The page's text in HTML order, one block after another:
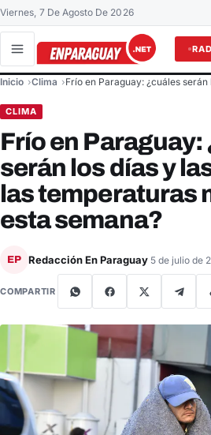
Viernes, 7 De Agosto De 2026
Buscar en el sitio
Inicio Clima Frío en Paraguay: ¿cuáles
CLIMA
Frío en Paraguay:
serán los días y
las temperaturas
esta semana?
EP Redacción En Paraguay 5 de julio de
COMPARTIR